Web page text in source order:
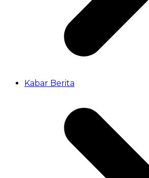
Kabar Berita